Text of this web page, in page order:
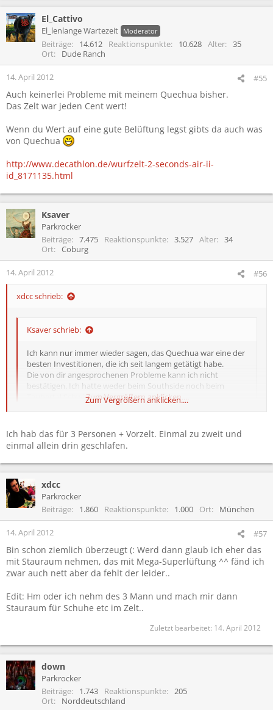
El_Cattivo
El_lenlange Wartezeit Moderator
Beiträge 14.612 Reaktionspunkte 10.628 Alter
35
Ort
Dude Ranch
14. April 2012 #55
Auch keinerlei Probleme mit meinem Quechua bisher.
Das Zelt war jeden Cent wert!
Wenn du Wert auf eine gute Belüftung legst gibts da auch was
von Quechua
http://www.decathlon.de/wurfzelt-2-seconds-air-ii-
id_8171135.html
Ksaver
Parkrocker
Beiträge
7.475 Reaktionspunkte 3.527 Alter
34
Ort
Coburg
14. April 2012 #56
xdcc schrieb:
Ksaver schrieb:
Ich kann nur immer wieder sagen, das Quechua war eine der
besten Investitionen, die ich seit langem getätigt habe.
Die von dir angesprochenen Probleme kann ich nicht
bestätigen. Ich hatte weder beim Southside noch beim
Taubertal Schwierigkeiten.Zum Vergrößern anklicken....
Okay merci hört sich ja schon mal gut an.
Welche Größe hast du und hast du allein oder zu zweit drin
geschlafen?
Zum Vergrößern anklicken....
Ich hab das für 3 Personen + Vorzelt. Einmal zu zweit und
einmal allein drin geschlafen.
xdcc
Parkrocker
Beiträge
1.860 Reaktionspunkte 1.000 Ort München
14. April 2012 #57
Bin schon ziemlich überzeugt (: Werd dann glaub ich eher das
mit Stauraum nehmen, das mit Mega-Superlüftung ^^ fänd ich
zwar auch nett aber da fehlt der leider..
Edit: Hm oder ich nehm des 3 Mann und mach mir dann
Stauraum für Schuhe etc im Zelt..
Zuletzt bearbeitet: 14. April 2012
down
Parkrocker
Beiträge
1.743 Reaktionspunkte
205
Ort
Norddeutschland